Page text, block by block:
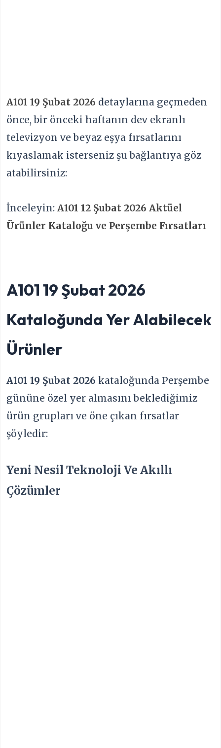
A101 19 Şubat 2026 detaylarına geçmeden
önce, bir önceki haftanın dev ekranlı
televizyon ve beyaz eşya fırsatlarını
kıyaslamak isterseniz şu bağlantıya göz
atabilirsiniz:
İnceleyin:A101 12 Şubat 2026 Aktüel
Ürünler Kataloğu ve Perşembe Fırsatları
A101 19 Şubat 2026
Kataloğunda Yer Alabilecek
Ürünler
A101 19 Şubat 2026 kataloğunda Perşembe
gününe özel yer almasını beklediğimiz
ürün grupları ve öne çıkan fırsatlar
şöyledir:
Yeni Nesil Teknoloji Ve Akıllı
Çözümler